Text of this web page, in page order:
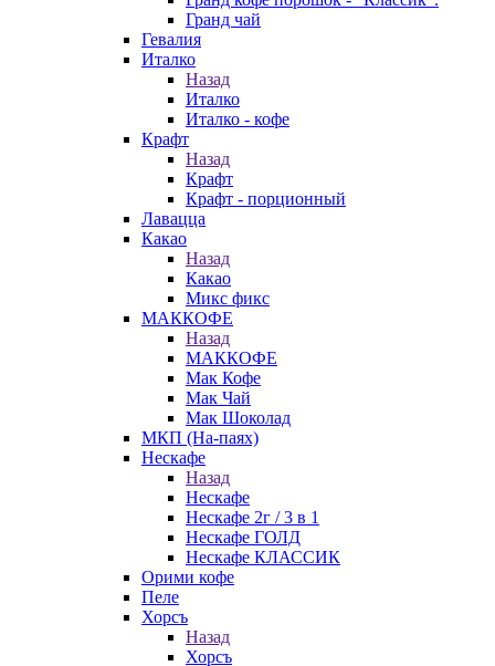
Гранд чай
Гевалия
Италко
Назад
Италко
Италко - кофе
Крафт
Назад
Крафт
Крафт - порционный
Лавацца
Какао
Назад
Какао
Микс фикс
МАККОФЕ
Назад
МАККОФЕ
Мак Кофе
Мак Чай
Мак Шоколад
МКП (На-паях)
Нескафе
Назад
Нескафе
Нескафе 2г / 3 в 1
Нескафе ГОЛД
Нескафе КЛАССИК
Орими кофе
Пеле
Хорсъ
Назад
Хорсъ